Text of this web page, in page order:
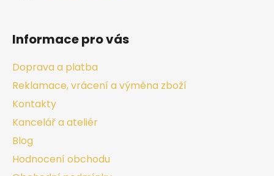
Informace pro vás
Doprava a platba
Reklamace, vrácení a výměna zboží
Kontakty
Kancelář a ateliér
Blog
Hodnocení obchodu